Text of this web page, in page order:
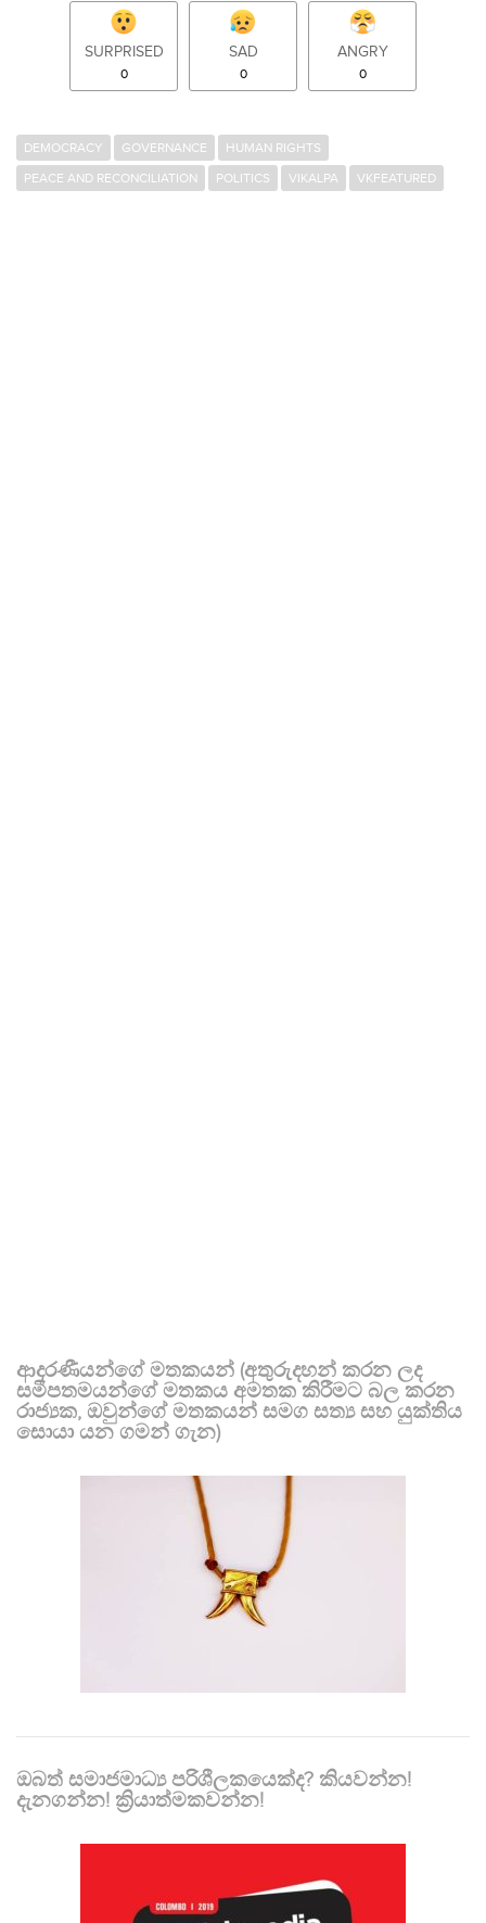
SURPRISED
0
SAD
0
ANGRY
0
DEMOCRACY GOVERNANCE
HUMAN RIGHTS
PEACE AND RECONCILIATION
POLITICS VIKALPA VKFEATURED
ආදරණීයන්ගේ මතකයන් (අතුරුදහන් කරන ලද
සමීපතමයන්ගේ මතකය අමතක කිරීමට බල කරන
රාජ්‍යක, ඔවුන්ගේ මතකයන් සමග සත්‍ය සහ යුක්තිය
සොයා යන ගමන් ගැන)
ඔබත් සමාජමාධ්‍ය පරිශීලකයෙක්ද? කියවන්න!
දැනගන්න! ක්‍රියාත්මකවන්න!